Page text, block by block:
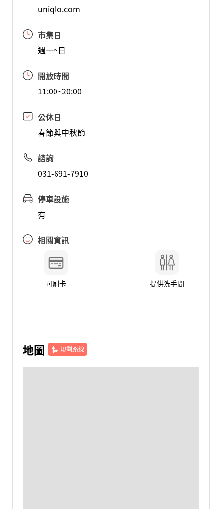
uniqlo.com
市集日
週一~日
開放時間
11:00~20:00
公休日
春節與中秋節
諮詢
031-691-7910
停車設施
有
相關資訊
可刷卡 提供洗手間
地圖 規劃路線